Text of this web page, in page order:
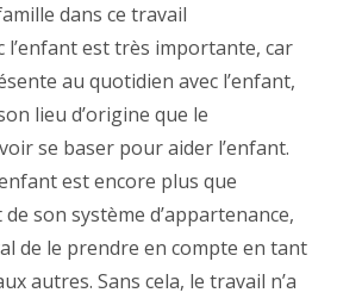
dans ce travail
l’enfant est très importante, car
au quotidien avec l’enfant,
lieu d’origine que le
se baser pour aider l’enfant.
est encore plus que
son système d’appartenance,
de le prendre en compte en tant
autres. Sans cela, le travail n’a